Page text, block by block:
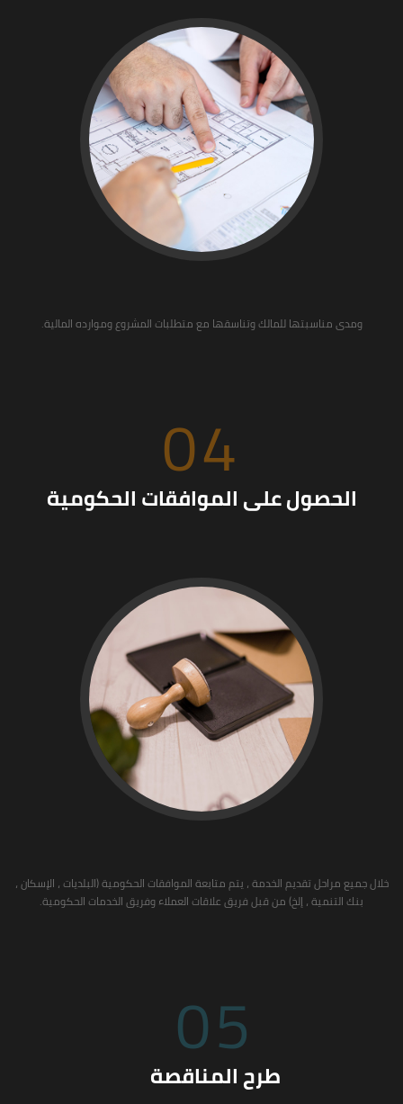
ومدى مناسبتها للمالك وتناسقها مع متطلبات المشروع وموارده المالية.
04
الحصول على الموافقات الحكومية
خلال جميع مراحل تقديم الخدمة ، يتم متابعة الموافقات الحكومية (البلديات ، الإسكان ،
بنك التنمية ، إلخ) من قبل فريق علاقات العملاء وفريق الخدمات الحكومية.
05
طرح المناقصة